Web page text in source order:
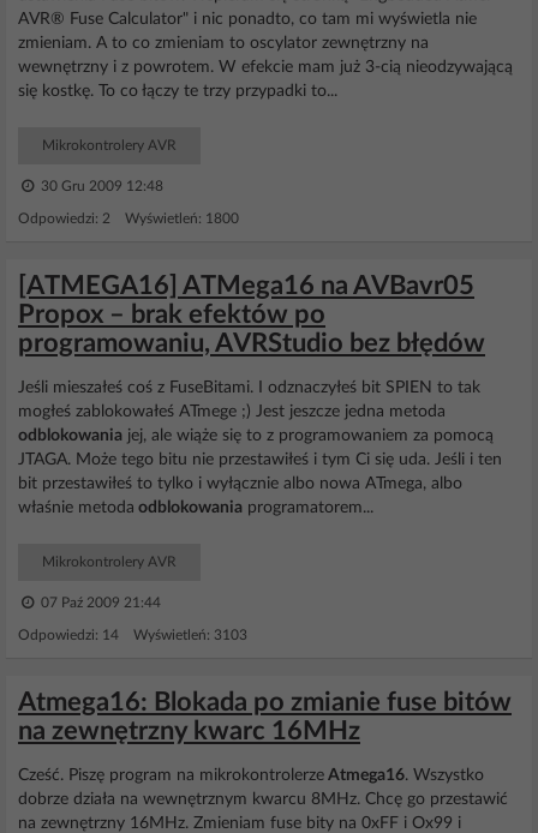
AVR® Fuse Calculator" i nic ponadto, co tam mi wyświetla nie
zmieniam. A to co zmieniam to oscylator zewnętrzny na
wewnętrzny i z powrotem. W efekcie mam już 3-cią nieodzywającą
się kostkę. To co łączy te trzy przypadki to...
Mikrokontrolery AVR
30 Gru 2009 12:48
Odpowiedzi: 2 Wyświetleń: 1800
[ATMEGA16] ATMega16 na AVBavr05
Propox – brak efektów po
programowaniu, AVRStudio bez błędów
Jeśli mieszałeś coś z FuseBitami. I odznaczyłeś bit SPIEN to tak
mogłeś zablokowałeś ATmege ;) Jest jeszcze jedna metoda
odblokowania jej, ale wiąże się to z programowaniem za pomocą
JTAGA. Może tego bitu nie przestawiłeś i tym Ci się uda. Jeśli i ten
bit przestawiłeś to tylko i wyłącznie albo nowa ATmega, albo
właśnie metoda odblokowania programatorem...
Mikrokontrolery AVR
07 Paź 2009 21:44
Odpowiedzi: 14 Wyświetleń: 3103
Atmega16: Blokada po zmianie fuse bitów
na zewnętrzny kwarc 16MHz
Cześć. Piszę program na mikrokontrolerze Atmega16. Wszystko
dobrze działa na wewnętrznym kwarcu 8MHz. Chcę go przestawić
na zewnętrzny 16MHz. Zmieniam fuse bity na 0xFF i Ox99 i